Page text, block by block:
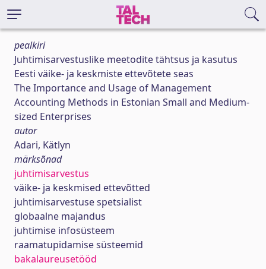
pealkiri
Juhtimisarvestuslike meetodite tähtsus ja kasutus
Eesti väike- ja keskmiste ettevõtete seas
The Importance and Usage of Management
Accounting Methods in Estonian Small and Medium-
sized Enterprises
autor
Adari, Kätlyn
märksõnad
juhtimisarvestus
väike- ja keskmised ettevõtted
juhtimisarvestuse spetsialist
globaalne majandus
juhtimise infosüsteem
raamatupidamise süsteemid
bakalaureusetööd